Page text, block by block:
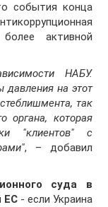
события конца
активной
НАБУ.
на этот
так
органа, которая
"клиентов" с
, – добавил
суда в
ЕС- если Украина